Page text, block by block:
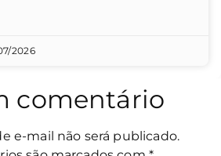
2026
comentário
e-mail não será publicado.